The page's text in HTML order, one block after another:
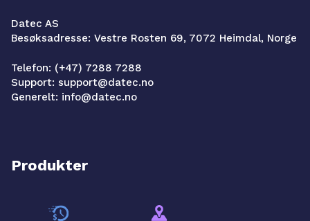
Datec AS
Besøksadresse: Vestre Rosten 69, 7072 Heimdal, Norge
Telefon: (+47) 7288 7288
Support: support@datec.no
Generelt: info@datec.no
Produkter